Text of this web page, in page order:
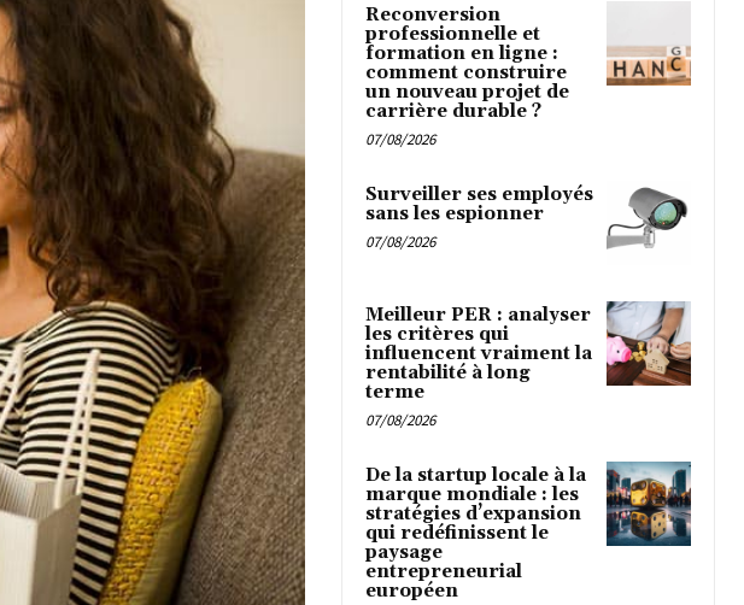
Reconversion
professionnelle et
formation en ligne :
comment construire
un nouveau projet de
carrière durable ?
07/08/2026
Surveiller ses employés
sans les espionner
07/08/2026
Meilleur PER : analyser
les critères qui
influencent vraiment la
rentabilité à long
terme
07/08/2026
De la startup locale à la
marque mondiale : les
stratégies d’expansion
qui redéfinissent le
paysage
entrepreneurial
européen